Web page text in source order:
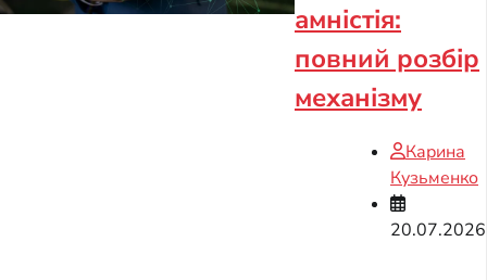
амністія:
повний розбір
механізму
Карина
Кузьменко
20.07.2026